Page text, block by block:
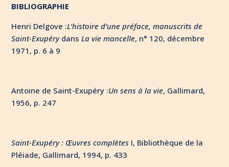
BIBLIOGRAPHIE
Henri Delgove :L’histoire d’une préface, manuscrits de
Saint-Exupéry dansLa vie mancelle, n° 120, décembre
1971, p. 6 à 9
Antoine de Saint-Exupéry :Un sens à la vie, Gallimard,
1956, p. 247
Saint-Exupéry : Œuvres complètes I, Bibliothèque de la
Pléiade, Gallimard, 1994, p. 433